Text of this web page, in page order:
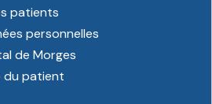
patients
personnelles
de Morges
du patient